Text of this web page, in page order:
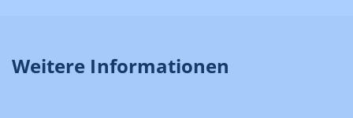
Weitere Informationen